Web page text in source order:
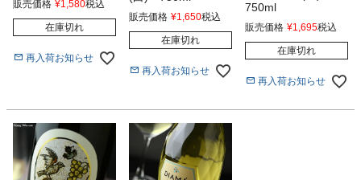
販売価格 ¥1,580税込
在庫切れ
再入荷お知らせ
販売価格 ¥1,650税込
在庫切れ
再入荷お知らせ
750ml
販売価格 ¥1,695税込
在庫切れ
再入荷お知らせ